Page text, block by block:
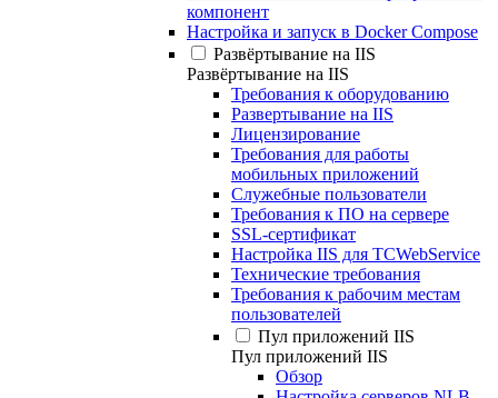
компонент
Настройка и запуск в Docker Compose
Развёртывание на IIS
Развёртывание на IIS
Требования к оборудованию
Развертывание на IIS
Лицензирование
Требования для работы
мобильных приложений
Служебные пользователи
Требования к ПО на сервере
SSL-сертификат
Настройка IIS для TCWebService
Технические требования
Требования к рабочим местам
пользователей
Пул приложений IIS
Пул приложений IIS
Обзор